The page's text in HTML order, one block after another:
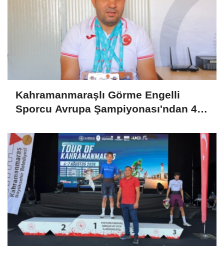
Kahramanmaraşlı Görme Engelli
Sporcu Avrupa Şampiyonası'ndan 4